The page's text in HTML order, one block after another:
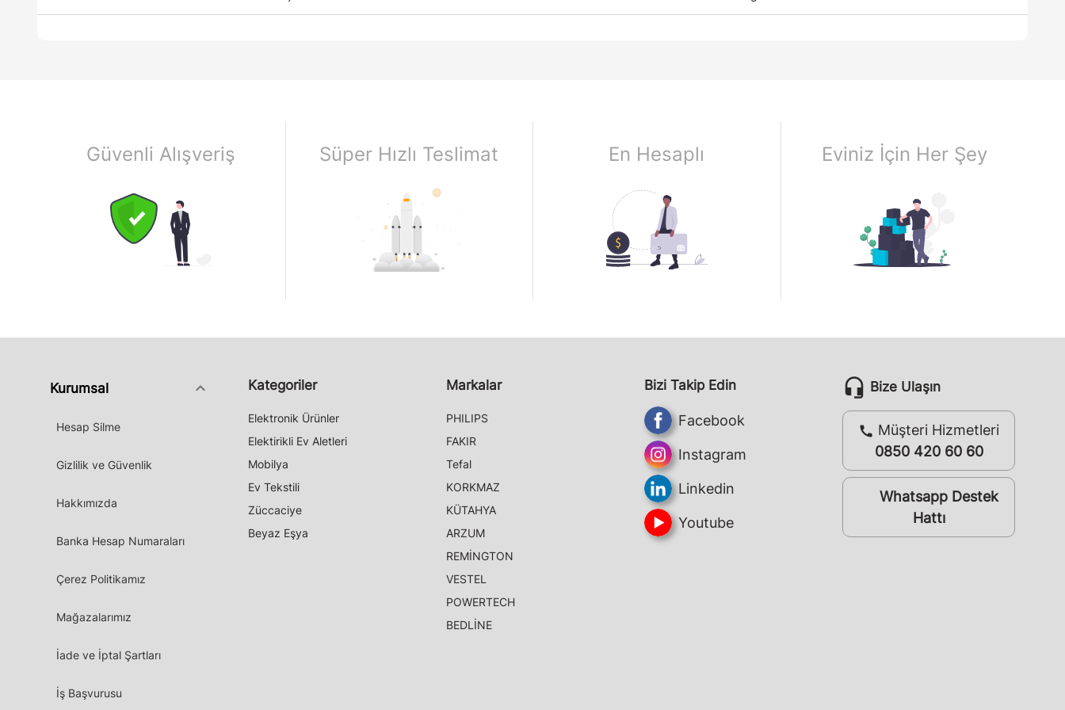
Güvenli Alışveriş Süper Hızlı Teslimat En Hesaplı Eviniz İçin Her Şey
Kurumsal keyboard_arrow_down
Hesap Silme
Gizlilik ve Güvenlik
Hakkımızda
Banka Hesap Numaraları
Çerez Politikamız
Mağazalarımız
İade ve İptal Şartları
İş Başvurusu
Kategoriler
Elektronik Ürünler
Elektirikli Ev Aletleri
Mobilya
Ev Tekstili
Züccaciye
Beyaz Eşya
Markalar
PHILIPS
FAKIR
Tefal
KORKMAZ
KÜTAHYA
ARZUM
REMİNGTON
VESTEL
POWERTECH
BEDLİNE
Bizi Takip Edin
Facebook
Instagram
Linkedin
Youtube
headset_mic Bize Ulaşın
call Müşteri Hizmetleri
0850 420 60 60
whatsappWhatsapp Destek
Hattı